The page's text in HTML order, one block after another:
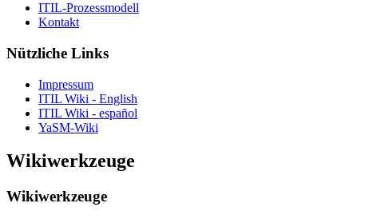
ITIL-Prozessmodell
Kontakt
Nützliche Links
Impressum
ITIL Wiki - English
ITIL Wiki - español
YaSM-Wiki
Wikiwerkzeuge
Wikiwerkzeuge